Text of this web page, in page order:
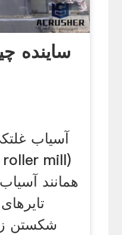
ساینده
آسیاب
mill)
همانند
شکستن